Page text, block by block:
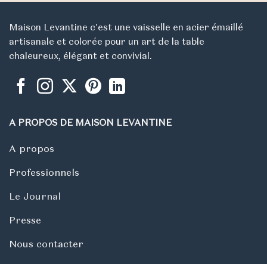
Maison Levantine c'est une vaisselle en acier émaillé
artisanale et colorée pour un art de la table
chaleureux, élégant et convivial.
A PROPOS DE MAISON LEVANTINE
A propos
Professionnels
Le Journal
Presse
Nous contacter